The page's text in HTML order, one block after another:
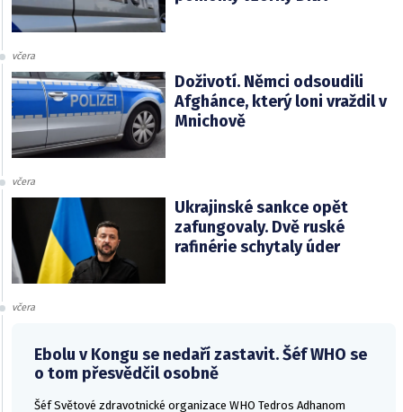
včera
Doživotí. Němci odsoudili
Afghánce, který loni vraždil v
Mnichově
včera
Ukrajinské sankce opět
zafungovaly. Dvě ruské
rafinérie schytaly úder
včera
Ebolu v Kongu se nedaří zastavit. Šéf WHO se
o tom přesvědčil osobně
Šéf Světové zdravotnické organizace WHO Tedros Adhanom